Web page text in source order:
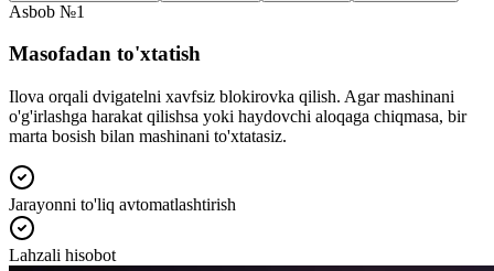
Asbob №1
Masofadan to'xtatish
Ilova orqali dvigatelni xavfsiz blokirovka qilish. Agar mashinani
o'g'irlashga harakat qilishsa yoki haydovchi aloqaga chiqmasa, bir
marta bosish bilan mashinani to'xtatasiz.
Jarayonni to'liq avtomatlashtirish
Lahzali hisobot